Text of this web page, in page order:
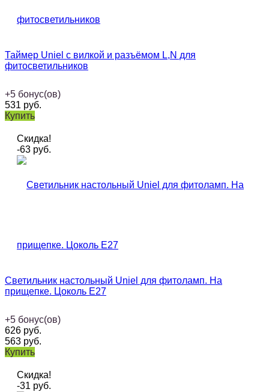
Таймер Uniel с вилкой и разъёмом L,N для
фитосветильников
+5 бонус(ов)
531 руб.
Купить
Скидка!
-63 руб.
Светильник настольный Uniel для фитоламп. На
прищепке. Цоколь Е27
+5 бонус(ов)
626 руб.
563 руб.
Купить
Скидка!
-31 руб.